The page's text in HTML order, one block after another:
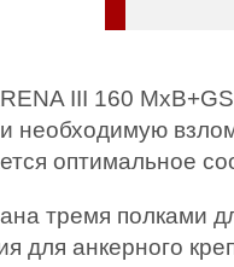
III 160
необходимую
оптимальное
тремя полками
для анкерного